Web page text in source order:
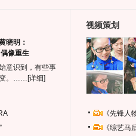
晓明：
像重生
意识到，有些事
变。…… [详细]
视频策划
《先锋
《综艺